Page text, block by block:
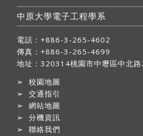
中原大學電子工程學系
電話：+886-3-265-4602
傳真：+886-3-265-4699
地址： 320314桃園市中壢區中北
➢ 校園地圖
➢ 交通指引
➢ 網站地圖
➢ 分機資訊
➢ 聯絡我們